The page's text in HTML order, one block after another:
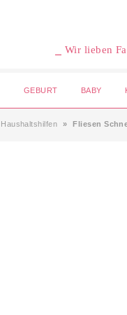
⎯ Wir lieben
GEBURT BABY
Haushaltshilfen Fliesen